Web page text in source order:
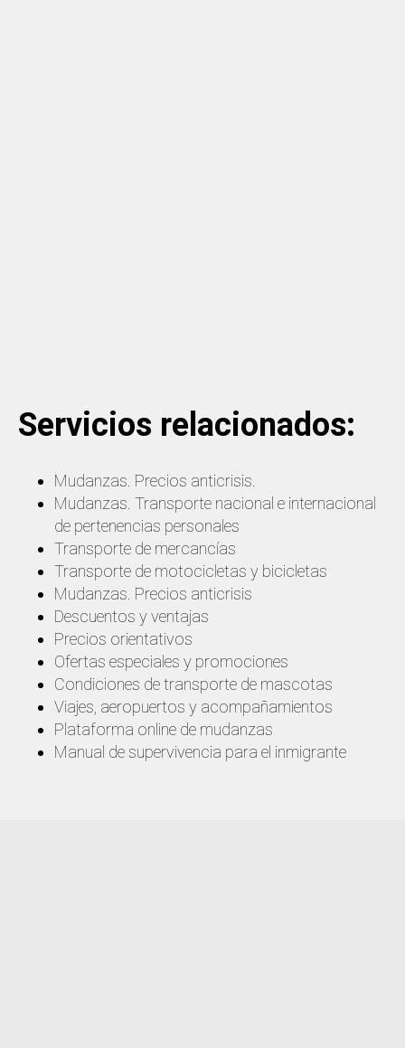
Servicios relacionados:
Mudanzas. Precios anticrisis.
Mudanzas. Transporte nacional e internacional
de pertenencias personales
Transporte de mercancías
Transporte de motocicletas y bicicletas
Mudanzas. Precios anticrisis
Descuentos y ventajas
Precios orientativos
Ofertas especiales y promociones
Condiciones de transporte de mascotas
Viajes, aeropuertos y acompañamientos
Plataforma online de mudanzas
Manual de supervivencia para el inmigrante